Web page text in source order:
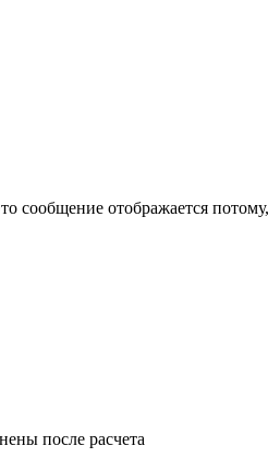
сообщение отображается
после расчета